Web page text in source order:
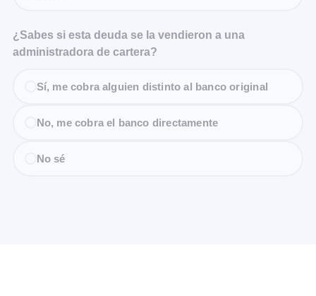
¿Sabes si esta deuda se la vendieron a una
administradora de cartera?
Sí, me cobra alguien distinto al banco original
No, me cobra el banco directamente
No sé